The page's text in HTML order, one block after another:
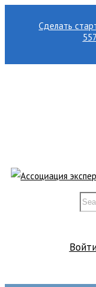
Сделать